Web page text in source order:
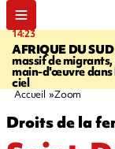
14:23
AFRIQUE DU SUD
massif de
main-d'œuvre dans
ciel
Accueil Zoom
Droits de la